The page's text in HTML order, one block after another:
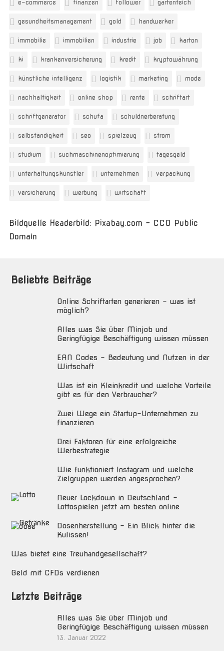
e-commerce finanzen follower gartenteich
gesundheitsmanagement gold handwerker
immobilie immobilien industrie job karton
ki krankenversicherung kredit kryptowährung
künstliche intelligenz logistik marketing mode
nachhaltigkeit online shop rente schriftart
schriftgenerator schufa schuldnerberatung
selbständigkeit seo spielzeug strom
studium suchmaschinenoptimierung tagesgeld
unterhaltungskünstler unternehmen verpackung
versicherung werbung wirtschaft
Bildquelle Headerbild: Pixabay.com - CC0 Public
Domain
Beliebte Beiträge
Online Schriftarten generieren – was ist
möglich?
Alles was Sie über Minjob und
Geringfügige Beschäftigung wissen müssen
EAN Codes – Bedeutung und Nutzen in der
Wirtschaft
Was ist ein Kleinkredit und welche Vorteile
gibt es für den Verbraucher?
Zwei Wege ein Startup-Unternehmen zu
finanzieren
Drei Faktoren für eine erfolgreiche
Werbestrategie
Wie funktioniert Instagram und welche
Zielgruppen werden angesprochen?
Neuer Lockdown in Deutschland –
Lottospielen jetzt am besten online
Dosenherstellung – Ein Blick hinter die
Kulissen!
Was bietet eine Treuhandgesellschaft?
Geld mit CFDs verdienen
Letzte Beiträge
Alles was Sie über Minjob und
Geringfügige Beschäftigung wissen müssen
13. Januar 2022